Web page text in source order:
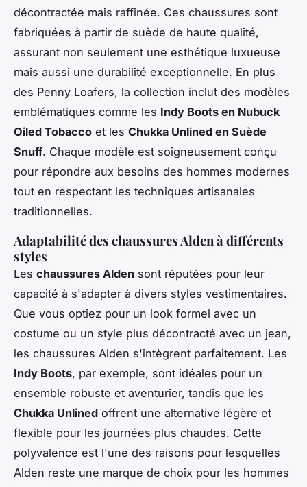
décontractée mais raffinée. Ces chaussures sont
fabriquées à partir de suède de haute qualité,
assurant non seulement une esthétique luxueuse
mais aussi une durabilité exceptionnelle. En plus
des Penny Loafers, la collection inclut des modèles
emblématiques comme les Indy Boots en Nubuck
Oiled Tobacco et les Chukka Unlined en Suède
Snuff. Chaque modèle est soigneusement conçu
pour répondre aux besoins des hommes modernes
tout en respectant les techniques artisanales
traditionnelles.
Adaptabilité des chaussures Alden à différents
styles
Les chaussures Alden sont réputées pour leur
capacité à s'adapter à divers styles vestimentaires.
Que vous optiez pour un look formel avec un
costume ou un style plus décontracté avec un jean,
les chaussures Alden s'intègrent parfaitement. Les
Indy Boots, par exemple, sont idéales pour un
ensemble robuste et aventurier, tandis que les
Chukka Unlined offrent une alternative légère et
flexible pour les journées plus chaudes. Cette
polyvalence est l'une des raisons pour lesquelles
Alden reste une marque de choix pour les hommes